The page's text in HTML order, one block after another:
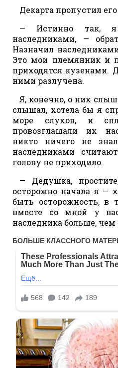
Декарта пропустил
— Истинно так,
наследниками, —
Назначил
Это мои племянник и
приходятся кузенами.
ними разлучена.
Я, конечно, о них
слышал, хотела бы я
море слухов, и
провозглашали их
никто ничего не
наследниками
голову не приходило.
— Дедушка,
осторожно начала я —
быть осторожность, в
вместе со мной у
наследника больше, чем